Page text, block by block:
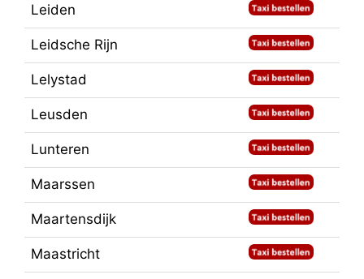
Leiden
Leidsche Rijn
Lelystad
Leusden
Lunteren
Maarssen
Maartensdijk
Maastricht